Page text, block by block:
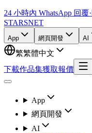
24 小時內 WhatsApp 回覆·
STARSNET
App 網頁開發 AI
繁繁體中文
下載作品集獲取報價
App
網頁開發
AI